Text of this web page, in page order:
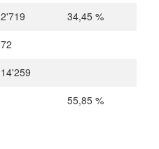
2'719
34,45 %
72
14'259
55,85 %